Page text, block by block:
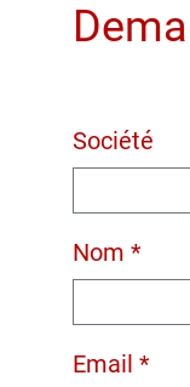
Société
Nom *
Email *